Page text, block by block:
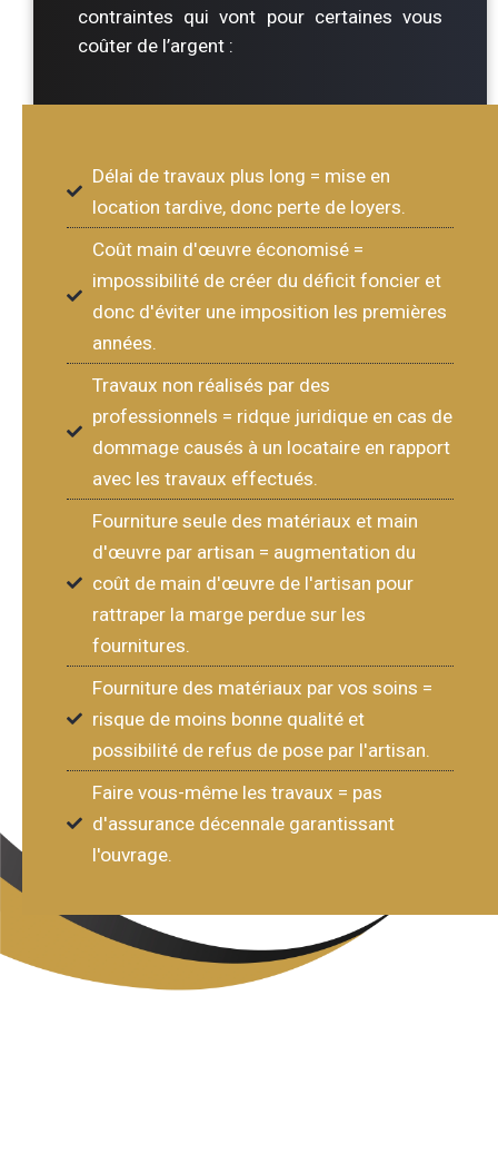
contraintes qui vont pour certaines vous
coûter de l’argent :
Délai de travaux plus long = mise en
location tardive, donc perte de loyers.
Coût main d'œuvre économisé =
impossibilité de créer du déficit foncier et
donc d'éviter une imposition les premières
années.
Travaux non réalisés par des
professionnels = ridque juridique en cas de
dommage causés à un locataire en rapport
avec les travaux effectués.
Fourniture seule des matériaux et main
d'œuvre par artisan = augmentation du
coût de main d'œuvre de l'artisan pour
rattraper la marge perdue sur les
fournitures.
Fourniture des matériaux par vos soins =
risque de moins bonne qualité et
possibilité de refus de pose par l'artisan.
Faire vous-même les travaux = pas
d'assurance décennale garantissant
l'ouvrage.